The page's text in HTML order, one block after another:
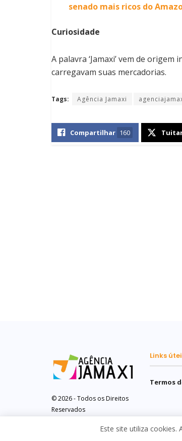
senado mais ricos do
Curiosidade
A palavra ‘Jamaxi’ vem de
carregavam suas mercadorias.
Tags: Agência Jamaxi
Compartilhar 160
© 2026 - Todos os Direitos
Reservados
Links
Termos
Este site utiliza cookies.